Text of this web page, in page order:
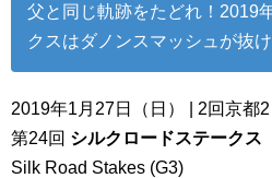
父と同じ軌跡をたどれ！2019
クスはダノンスマッシュが抜
2019年1月27日（日） | 2回京都
第24回 シルクロードステークス
Silk Road Stakes (G3)